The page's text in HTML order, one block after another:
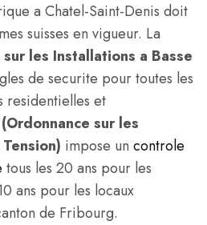
a Chatel-Saint-Denis doit
suisses en vigueur. La
les Installations a Basse
de securite pour toutes les
residentielles et
sur les
impose un controle
tous les 20 ans pour les
ans pour les locaux
de Fribourg.